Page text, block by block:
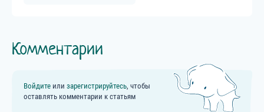
Комментарии
Войдите или зарегистрируйтесь, чтобы
оставлять комментарии к статьям